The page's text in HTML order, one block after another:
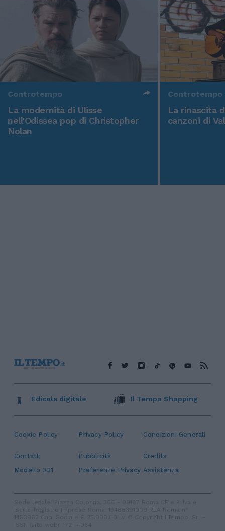
Controtempo
La modernità di Ulisse
nell'Odissea pop di Christopher
Nolan
Controtempo
La rinascita
canzoni di
Cookie Policy Privacy Policy Condizioni Generali
Contatti Pubblicità
Credits
Modello 231
Preferenze Privacy Assistenza
Edicola digitale Il Tempo Shopping